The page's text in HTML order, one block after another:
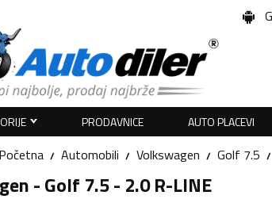
PRODAVNICE AUTO PLACEVI
Početna Automobili Volkswagen Golf 7.5
- Golf 7.5 - 2.0 R-LINE